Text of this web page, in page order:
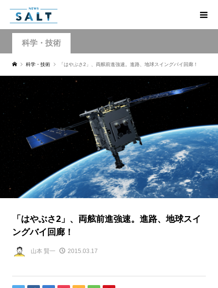
科学・技術
科学・技術 「はやぶさ2」、両舷前進強速。進路、地球スイングバイ回廊！
「はやぶさ2」、両舷前進強速。進路、地球スイ
ングバイ回廊！
山本 賢一 2015.03.17